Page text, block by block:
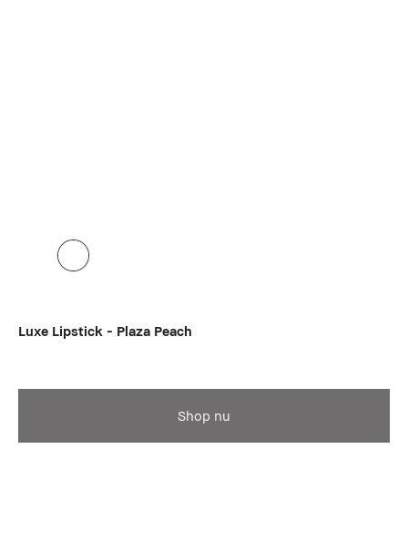
Luxe Lipstick - Plaza Peach
Shop nu